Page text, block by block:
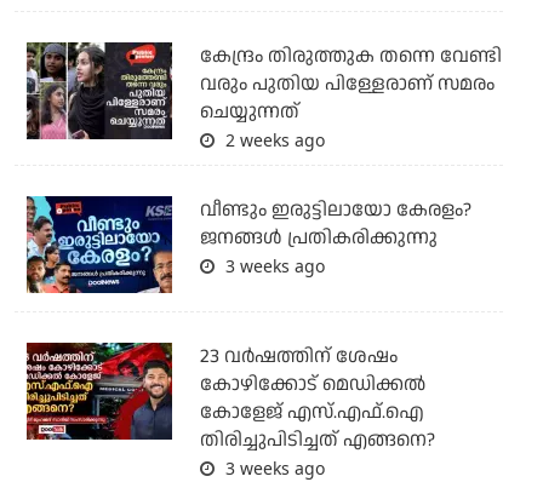
കേന്ദ്രം തിരുത്തുക തന്നെ വേണ്ടി
വരും പുതിയ പിള്ളേരാണ് സമരം
ചെയ്യുന്നത്
2 weeks ago
വീണ്ടും ഇരുട്ടിലായോ കേരളം?
ജനങ്ങൾ പ്രതികരിക്കുന്നു
3 weeks ago
23 വർഷത്തിന് ശേഷം
കോഴിക്കോട് മെഡിക്കൽ
കോളേജ് എസ്.എഫ്.ഐ
തിരിച്ചുപിടിച്ചത് എങ്ങനെ?
3 weeks ago